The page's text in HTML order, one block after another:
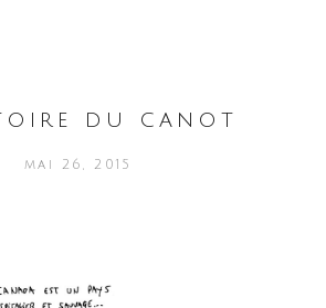
du canot
mai 26, 2015